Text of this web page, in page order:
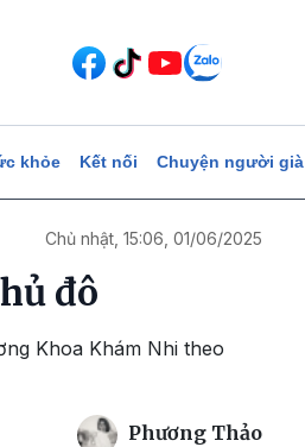
khỏe Kết nối Chuyện người già
Chủ nhật, 15:06, 01/06/2025
đô
Khoa Khám Nhi theo
Phương Thảo